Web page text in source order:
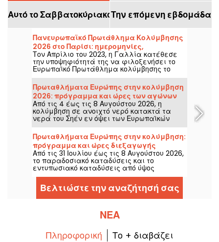
Αυτό το ΣαββατοκύριακοΤην επόμενη εβδομάδα
Πανευρωπαϊκό Πρωτάθλημα Κολύμβησης
2026 στο Παρίσι: ημερομηνίες,
πρόγραμμα, όλες οι πληροφορίες για τη
διοργάνωση
Τον Απρίλιο του 2023, η Γαλλία κατέθεσε
την υποψηφιότητά της να φιλοξενήσει το
Ευρωπαϊκό Πρωτάθλημα κολύμβησης το
2026. Από τις 31 Ιουλίου μέχρι τις 16
Αυγούστου, το Κέντρο Ολυμπιακής
Κολύμβησης σας περιμένει για να
εμψυχώσετε τους αθλητές μας. Δείτε όλες
τις πληροφορίες που χρειάζεται να
γνωρίζετε για τους αγώνες και τα
αγωνίσματα!
Πρωταθλήματα Ευρώπης στην κολύμβηση
2026: πρόγραμμα και ώρες των αγώνων
κολύμβησης σε ανοιχτό νερό
Από τις 4 έως τις 8 Αυγούστου 2026, η
κολύμβηση σε ανοιχτό νερό κατακτά τα
νερά του Σηέν εν όψει των Ευρωπαϊκών
Πρωταθλημάτων στο Παρίσι. Μεταξύ των 5
χλμ, 10 χλμ και της μεικτής
σκυταλοδρομίας, οι κορυφαίοι
μαραθωνοδρόμοι του υδάτινου αθλήματος
κοντράρονται σε ένα φυσικό τοπίο μυθικό.
Πρωταθλήματα Ευρώπης στην κολύμβηση:
πρόγραμμα και ώρες διεξαγωγής
αγώνων καταδύσεων και υψηλής
κατάδυσης
Από τις 31 Ιουλίου έως τις 8 Αυγούστου 2026,
το παραδοσιακό καταδύσεις και το
εντυπωσιακό καταδύσεις από ύψος
κυριεύουν τα Ευρωπαϊκά Πρωταθλήματα
Κολύμβησης. Μεταξύ της Ολυμπιακής
δεξαμενής του Σαιν-Ντενί και του φυσικού
τοπίου του Σεη, οι κορυφαίοι καταδύτες της
φιγούρες που κόβουν την ανάσα.
Βελτιώστε την αναζήτησή σας
ΝΈΑ
Πληροφορική Το + διαβάζει